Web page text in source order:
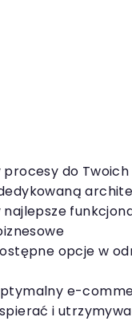
procesy do
opcje w
e-
i